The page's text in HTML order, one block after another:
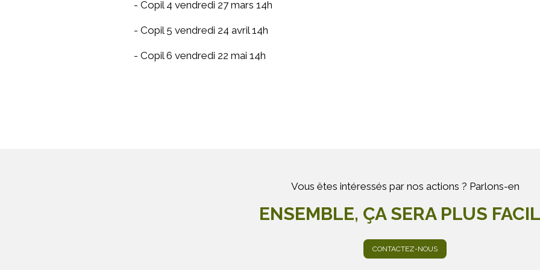
- Copil 4 vendredi 27 mars 14h
- Copil 5 vendredi 24 avril 14h
- Copil 6 vendredi 22 mai 14h
Vous êtes intéressés par nos actions ? Parlons-en
ENSEMBLE, ÇA SERA PLUS
CONTACTEZ-NOUS